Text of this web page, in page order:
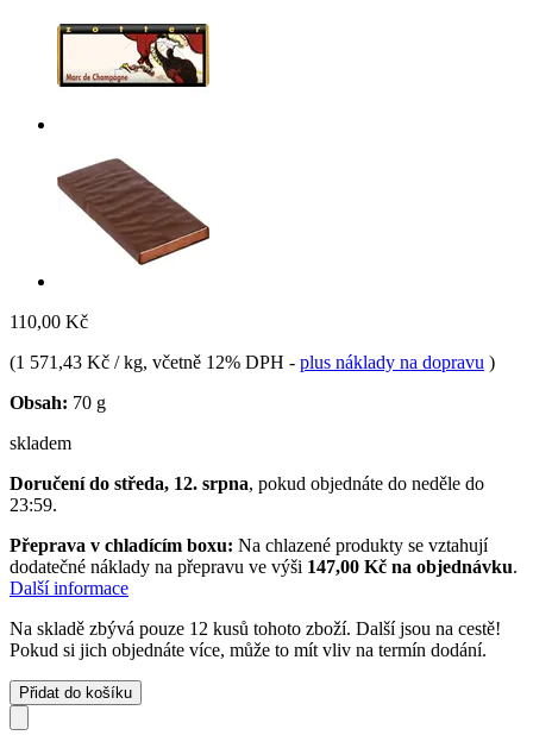
110,00 Kč
(1 571,43 Kč / kg, včetně 12% DPH - plus náklady na dopravu )
Obsah: 70 g
skladem
Doručení do středa, 12. srpna, pokud objednáte do neděle do
23:59.
Přeprava v chladícím boxu: Na chlazené produkty se vztahují
dodatečné náklady na přepravu ve výši 147,00 Kč na objednávku.
Další informace
Na skladě zbývá pouze 12 kusů tohoto zboží. Další jsou na cestě!
Pokud si jich objednáte více, může to mít vliv na termín dodání.
Přidat do košíku